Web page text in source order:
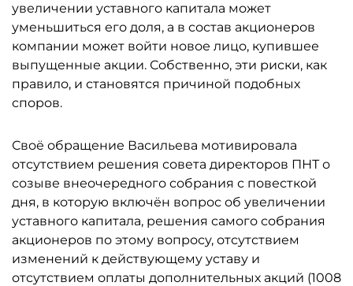
увеличении уставного капитала может
уменьшиться его доля, а в состав акционеров
компании может войти новое лицо, купившее
выпущенные акции. Собственно, эти риски, как
правило, и становятся причиной подобных
споров.
Своё обращение Васильева мотивировала
отсутствием решения совета директоров ПНТ о
созыве внеочередного собрания с повесткой
дня, в которую включён вопрос об увеличении
уставного капитала, решения самого собрания
акционеров по этому вопросу, отсутствием
изменений к действующему уставу и
отсутствием оплаты дополнительных акций (1008